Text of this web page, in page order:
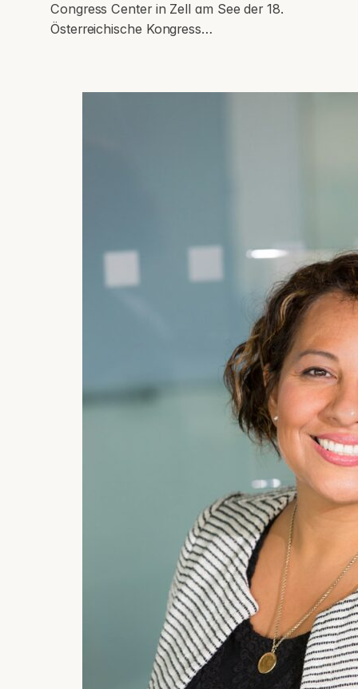
Congress Center in Zell am See der 18.
Österreichische Kongress…